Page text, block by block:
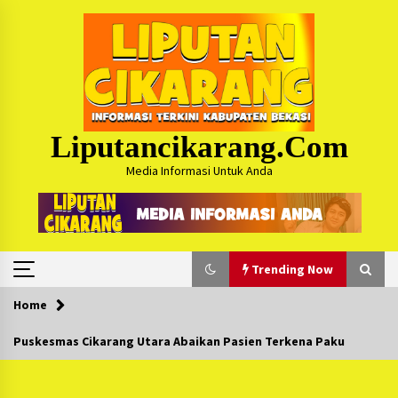
Liputancikarang.com
Media Informasi Untuk Anda
Trending Now
Trending Now
Home
Puskesmas Cikarang Utara Abaikan Pasien Terkena Paku